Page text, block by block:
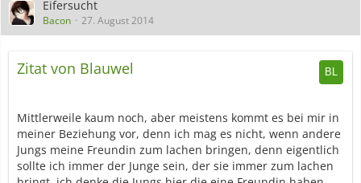
Eifersucht
Bacon 27. August 2014
Zitat von Blauwel
Mittlerweile kaum noch, aber meistens kommt es bei mir in
meiner Beziehung vor, denn ich mag es nicht, wenn andere
Jungs meine Freundin zum lachen bringen, denn eigentlich
sollte ich immer der Junge sein, der sie immer zum lachen